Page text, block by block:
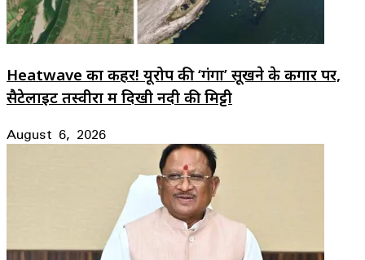
Heatwave का कहर! यूरोप की ‘गंगा’ सूखने के कगार पर,
सैटेलाइट तस्वीरों में दिखी नदी की मिट्टी
August 6, 2026